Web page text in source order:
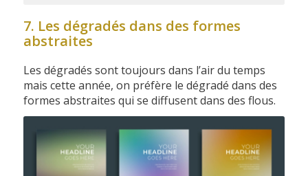
7. Les dégradés dans des formes
abstraites
Les dégradés sont toujours dans l’air du temps
mais cette année, on préfère le dégradé dans des
formes abstraites qui se diffusent dans des flous.